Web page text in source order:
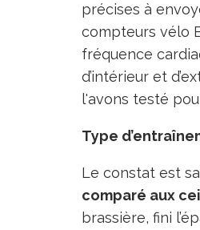
précises à
compteurs vélo
fréquence
d’intérieur et
l'avons testé
Type
Le constat est
comparé aux
brassière, fini